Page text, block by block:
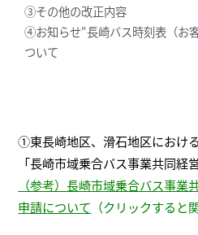
③その他の改正内容
④お知らせ“長崎バス時刻表（お
ついて
①東長崎地区、滑石地区におけ
「長崎市域乗合バス事業共同経
（参考）長崎市域乗合バス事
申請について （クリックすると